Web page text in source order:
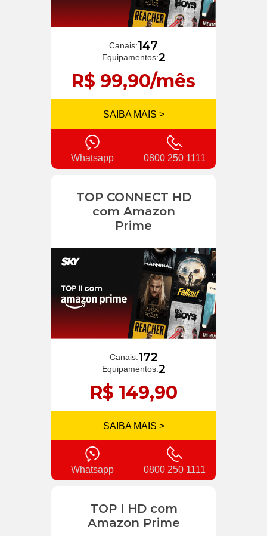
Canais:147
Equipamentos:2
R$ 99,90/mês
SAIBA MAIS >
Whatsapp 0800 250 1111
TOP CONNECT HD
com Amazon
Prime
Canais:172
Equipamentos:2
R$ 149,90
SAIBA MAIS >
Whatsapp 0800 250 1111
TOP I HD com
Amazon Prime